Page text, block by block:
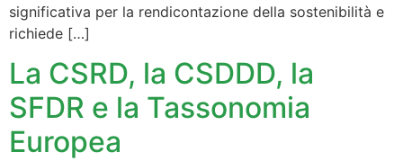
significativa per la rendicontazione della sostenibilità e
richiede […]
La CSRD, la CSDDD, la
SFDR e la Tassonomia
Europea